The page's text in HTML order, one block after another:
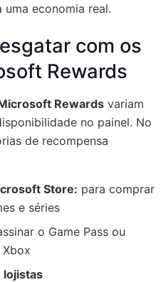
economia real.
com os
Rewards
Rewards variam
no painel. No
de recompensa
Store: para comprar
e séries
o Game Pass ou
lojistas